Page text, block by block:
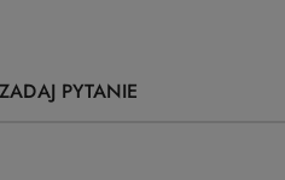
ZADAJ PYTANIE